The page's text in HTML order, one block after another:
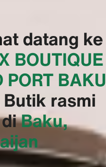
datang ke
BOUTIQUE
PORT BAKU
rasmi
diBaku,